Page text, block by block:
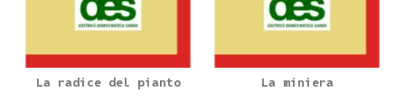
La radice del pianto La miniera